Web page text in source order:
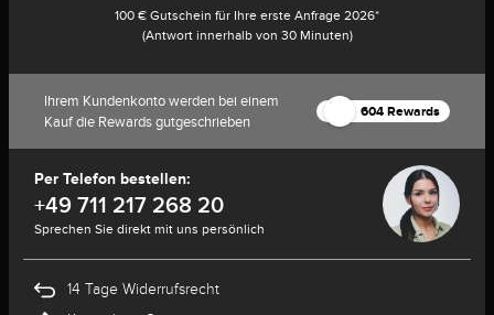
100 € Gutschein für Ihre erste Anfrage 2026*
(Antwort innerhalb von 30 Minuten)
Ihrem Kundenkonto werden bei einem
Kauf die Rewards gutgeschrieben
604 Rewards
Per Telefon bestellen:
+49 711 217 268 20
Sprechen Sie direkt mit uns persönlich
14 Tage Widerrufsrecht